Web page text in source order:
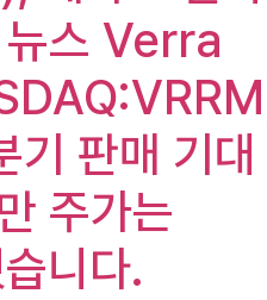
뉴스 Verra
판매 기대
주가는
니다.